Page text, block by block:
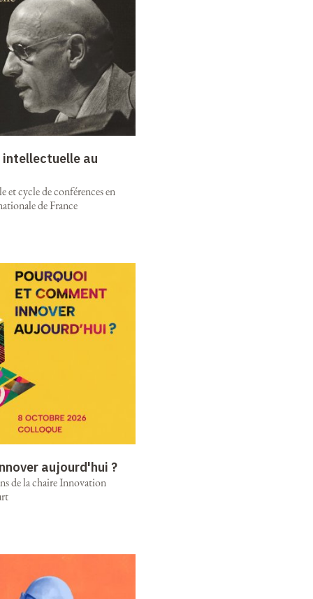
intellectuelle au
et cycle de conférences en
de France
aujourd'hui ?
de la chaire Innovation